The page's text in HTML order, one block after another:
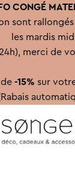
CONGÉ
sont
les mardis
merci de
-15% sur